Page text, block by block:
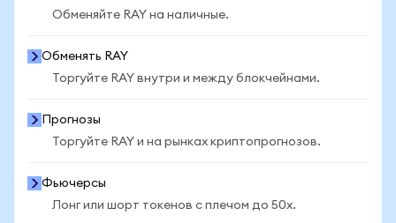
Обменяйте RAY на наличные.
Обменять RAY
Торгуйте RAY внутри и между блокчейнами.
Прогнозы
Торгуйте RAY и на рынках криптопрогнозов.
Фьючерсы
Лонг или шорт токенов с плечом до 50x.